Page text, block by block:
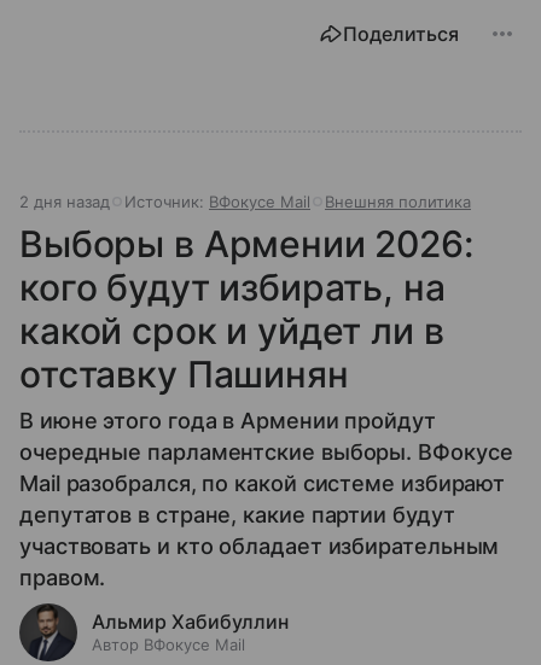
Поделиться
2 дня назад Источник: ВФокусе Mail Внешняя политика
Выборы в Армении 2026:
кого будут избирать, на
какой срок и уйдет ли в
отставку Пашинян
В июне этого года в Армении пройдут
очередные парламентские выборы. ВФокусе
Mail разобрался, по какой системе избирают
депутатов в стране, какие партии будут
участвовать и кто обладает избирательным
правом.
Альмир Хабибуллин
Автор ВФокусе Mail